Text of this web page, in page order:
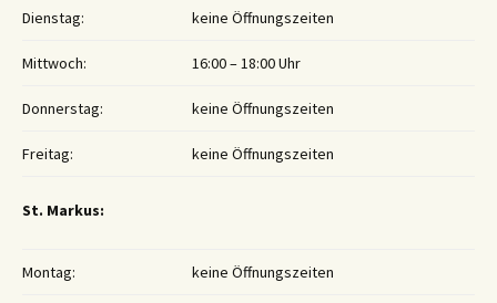
Dienstag: keine Öffnungszeiten
Mittwoch: 16:00 – 18:00 Uhr
Donnerstag: keine Öffnungszeiten
Freitag: keine Öffnungszeiten
St. Markus:
Montag: keine Öffnungszeiten